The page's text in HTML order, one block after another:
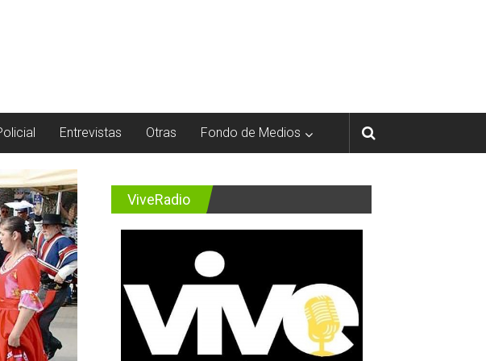
Entrevistas Otras Fondo de Medios
ViveRadio